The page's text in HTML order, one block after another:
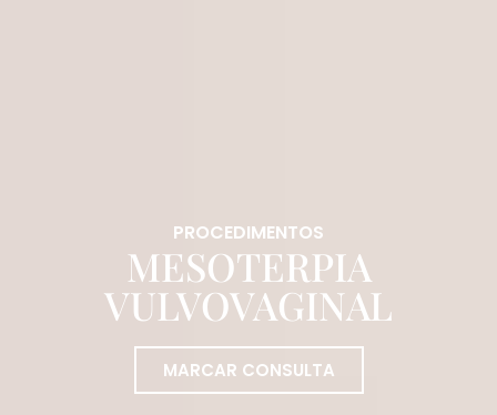
PROCEDIMENTOS
MESOTERPIA
VULVOVAGINAL
MARCAR CONSULTA